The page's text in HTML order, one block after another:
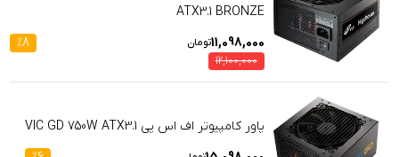
ATX3.1 BRONZE
11,098,000تومان 8
%
12,100,000
پاور کامپیوتر اف اس پی VIC GD 750W ATX3.1